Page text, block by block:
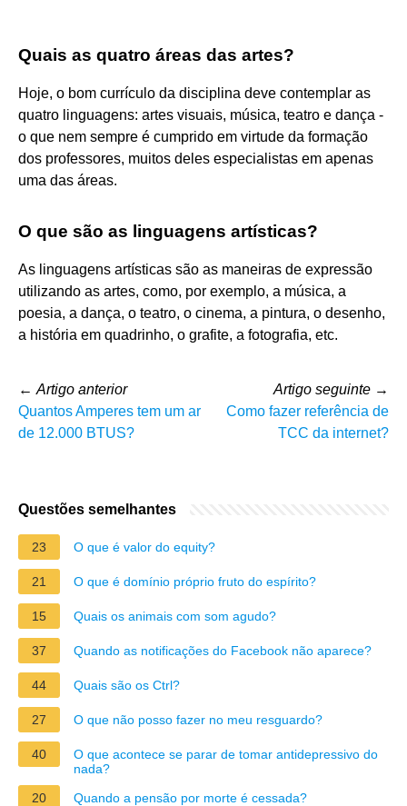
Quais as quatro áreas das artes?
Hoje, o bom currículo da disciplina deve contemplar as
quatro linguagens: artes visuais, música, teatro e dança -
o que nem sempre é cumprido em virtude da formação
dos professores, muitos deles especialistas em apenas
uma das áreas.
O que são as linguagens artísticas?
As linguagens artísticas são as maneiras de expressão
utilizando as artes, como, por exemplo, a música, a
poesia, a dança, o teatro, o cinema, a pintura, o desenho,
a história em quadrinho, o grafite, a fotografia, etc.
← Artigo anterior
Quantos Amperes tem um ar
de 12.000 BTUS?
Artigo seguinte →
Como fazer referência de
TCC da internet?
Questões semelhantes
23 O que é valor do equity?
21 O que é domínio próprio fruto do espírito?
15 Quais os animais com som agudo?
37 Quando as notificações do Facebook não aparece?
44 Quais são os Ctrl?
27 O que não posso fazer no meu resguardo?
40
O que acontece se parar de tomar antidepressivo do
nada?
20
Quando a pensão por morte é cessada?